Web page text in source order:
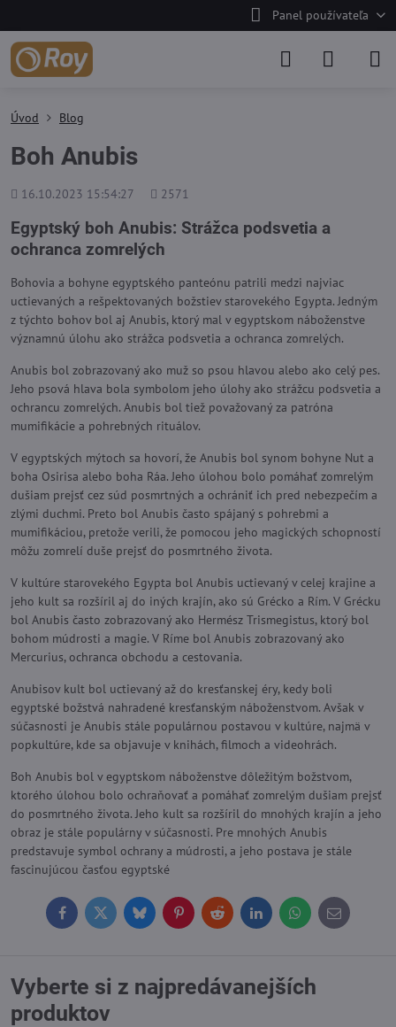
Panel používateľa
Úvod Blog
Boh Anubis
Pridané
16.10.2023 15:54:27
Počet
2571
Egyptský boh Anubis: Strážca podsvetia a
ochranca zomrelých
Bohovia a bohyne egyptského panteónu patrili medzi najviac
uctievaných a rešpektovaných božstiev starovekého Egypta. Jedným
z týchto bohov bol aj Anubis, ktorý mal v egyptskom náboženstve
významnú úlohu ako strážca podsvetia a ochranca zomrelých.
Anubis bol zobrazovaný ako muž so psou hlavou alebo ako celý pes.
Jeho psová hlava bola symbolom jeho úlohy ako strážcu podsvetia a
ochrancu zomrelých. Anubis bol tiež považovaný za patróna
mumifikácie a pohrebných rituálov.
V egyptských mýtoch sa hovorí, že Anubis bol synom bohyne Nut a
boha Osirisa alebo boha Ráa. Jeho úlohou bolo pomáhať zomrelým
dušiam prejsť cez súd posmrtných a ochrániť ich pred nebezpečím a
zlými duchmi. Preto bol Anubis často spájaný s pohrebmi a
mumifikáciou, pretože verili, že pomocou jeho magických schopností
môžu zomrelí duše prejsť do posmrtného života.
V kultúre starovekého Egypta bol Anubis uctievaný v celej krajine a
jeho kult sa rozšíril aj do iných krajín, ako sú Grécko a Rím. V Grécku
bol Anubis často zobrazovaný ako Hermész Trismegistus, ktorý bol
bohom múdrosti a magie. V Ríme bol Anubis zobrazovaný ako
Mercurius, ochranca obchodu a cestovania.
Anubisov kult bol uctievaný až do kresťanskej éry, kedy boli
egyptské božstvá nahradené kresťanským náboženstvom. Avšak v
súčasnosti je Anubis stále populárnou postavou v kultúre, najmä v
popkultúre, kde sa objavuje v knihách, filmoch a videohrách.
Boh Anubis bol v egyptskom náboženstve dôležitým božstvom,
ktorého úlohou bolo ochraňovať a pomáhať zomrelým dušiam prejsť
do posmrtného života. Jeho kult sa rozšíril do mnohých krajín a jeho
obraz je stále populárny v súčasnosti. Pre mnohých Anubis
predstavuje symbol ochrany a múdrosti, a jeho postava je stále
fascinujúcou časťou egyptské
FacebookTwitterBlueskyPinterestReddit LinkedInWhatsApp
E-
mail
Vyberte si z najpredávanejších
produktov